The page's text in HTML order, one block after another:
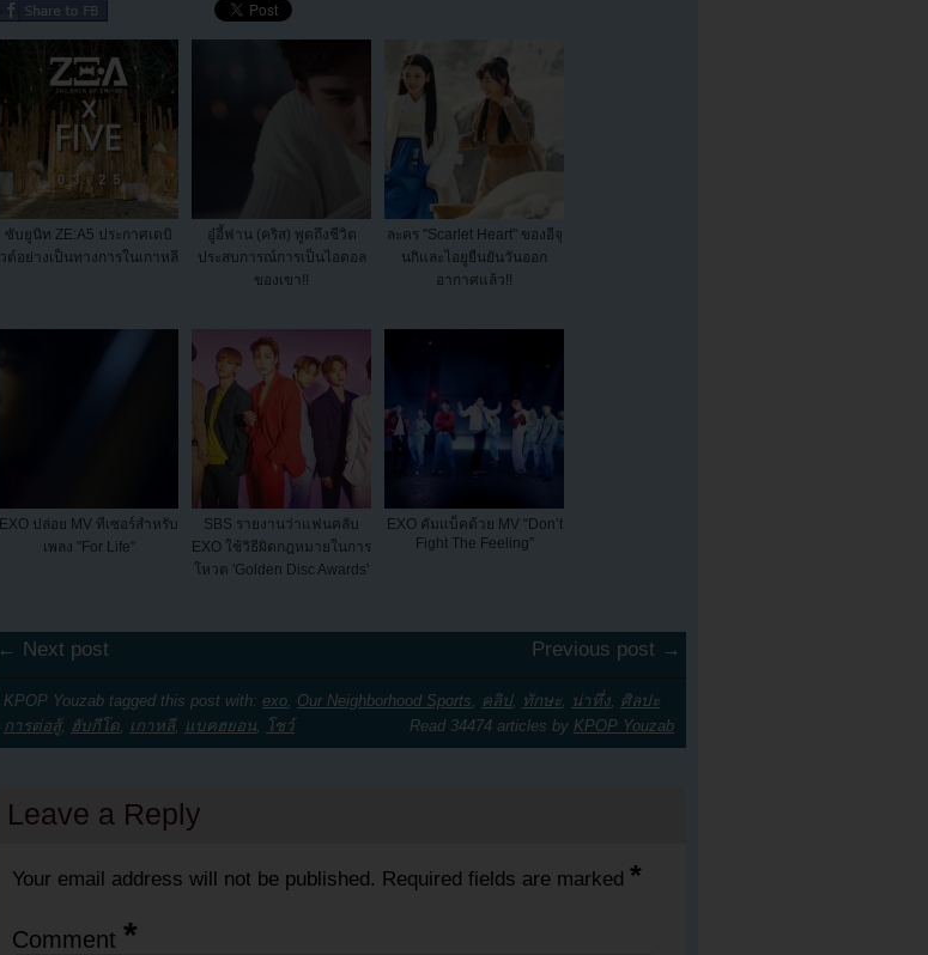
ซับยูนิท ZE:A5 ประกาศเดบิ
วต์อย่างเป็นทางการในเกาหลี
อู๋อี้ฟาน (คริส) พูดถึงชีวิต
ประสบการณ์การเป็นไอดอล
ของเขา!!
ละคร "Scarlet Heart" ของอีจุ
นกิและไอยูยืนยันวันออก
อากาศแล้ว!!
EXO ปล่อย MV ทีเซอร์สำหรับ
เพลง "For Life"
SBS รายงานว่าแฟนคลับ
EXO ใช้วิธีผิดกฎหมายในการ
โหวต 'Golden Disc Awards'
EXO คัมแบ็คด้วย MV “Don’t
Fight The Feeling”
← Next post Previous post →
KPOP Youzab tagged this post with: exo Our Neighborhood Sports คลิป, ทักษะ น่าทึ่ง ศิลปะ
การต่อสู้, ฮับกีโด เกาหลี, แบคฮยอน โชว์ Read 34474 articles by KPOP Youzab
Leave a Reply
Your email address will not be published. Required fields are marked *
Comment *